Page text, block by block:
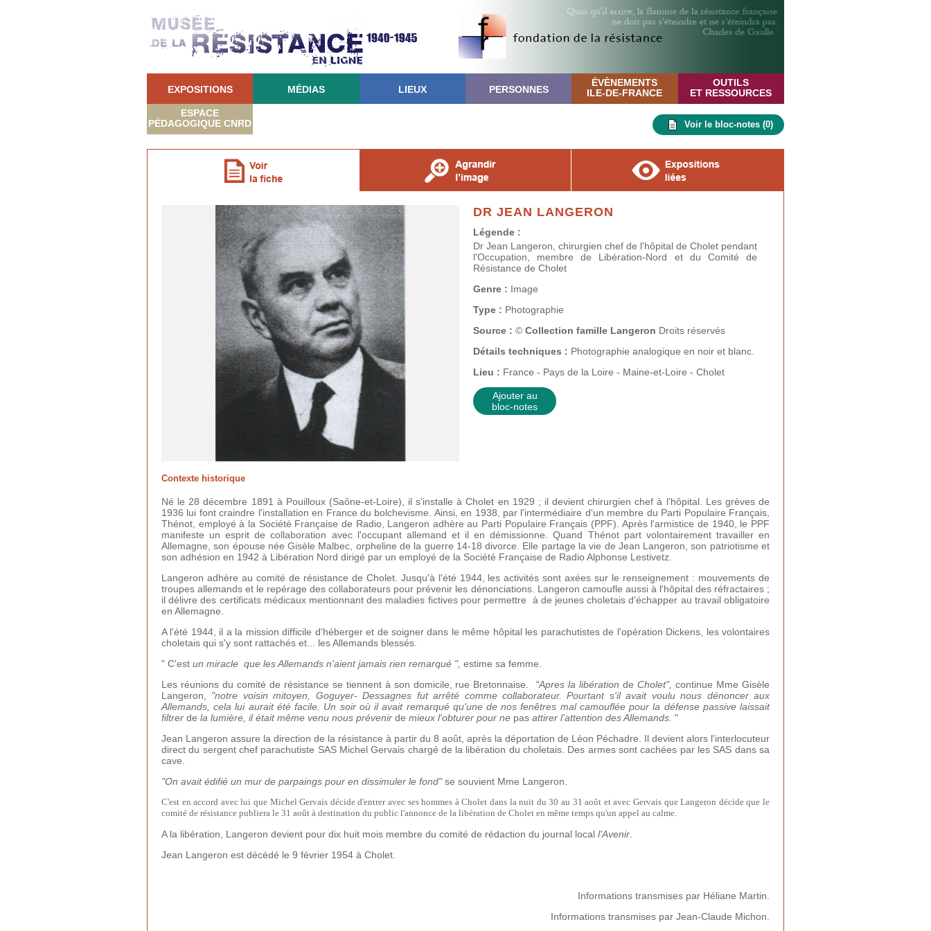
EXPOSITIONS MÉDIAS LIEUX PERSONNES
ÉVÈNEMENTS
ILE-DE-FRANCE
OUTILS
ET RESSOURCES
ESPACE
PÉDAGOGIQUE CNRD Voir le bloc-notes (0)
DR JEAN LANGERON
Légende :
Dr Jean Langeron, chirurgien chef de l'hôpital de Cholet pendant
l'Occupation, membre de Libération-Nord et du Comité de
Résistance de Cholet
Genre : Image
Type : Photographie
Source : © Collection famille Langeron Droits réservés
Détails techniques : Photographie analogique en noir et blanc.
Lieu : France - Pays de la Loire - Maine-et-Loire - Cholet
Ajouter au
bloc-notes
Contexte historique
Né le 28 décembre 1891 à Pouilloux (Saône-et-Loire), il s'installe à Cholet en 1929 ; il devient chirurgien chef à l'hôpital. Les grèves de
1936 lui font craindre l'installation en France du bolchevisme. Ainsi, en 1938, par l'intermédiaire d'un membre du Parti Populaire Français,
Thénot, employé à la Société Française de Radio, Langeron adhère au Parti Populaire Français (PPF). Après l'armistice de 1940, le PPF
manifeste un esprit de collaboration avec l'occupant allemand et il en démissionne. Quand Thénot part volontairement travailler en
Allemagne, son épouse née Gisèle Malbec, orpheline de la guerre 14-18 divorce. Elle partage la vie de Jean Langeron, son patriotisme et
son adhésion en 1942 à Libération Nord dirigé par un employé de la Société Française de Radio Alphonse Lestivetz.
Langeron adhère au comité de résistance de Cholet. Jusqu'à l'été 1944, les activités sont axées sur le renseignement : mouvements de
troupes allemands et le repérage des collaborateurs pour prévenir les dénonciations. Langeron camoufle aussi à l'hôpital des réfractaires ;
il délivre des certificats médicaux mentionnant des maladies fictives pour permettre
à de jeunes choletais d'échapper au travail obligatoire
en Allemagne.
A l'été 1944, il a la mission difficile d'héberger et de soigner dans le même hôpital les parachutistes de l'opération Dickens, les volontaires
choletais qui s'y sont rattachés et... les Allemands blessés.
" C'est un miracle que les Allemands n'aient jamais rien remarqué ", estime sa femme.
Les réunions du comité de résistance se tiennent à son domicile, rue Bretonnaise.
"Apres la libérationdeCholet",continue Mme Gisèle
Langeron, "notre voisin mitoyen, Goguyer-­ Dessagnes fut arrêté comme collaborateur. Pourtant s'il avait voulu nous dénoncer aux
Allemands, cela lui aurait été facile. Un soir où il avait remarqué qu'une de nos fenêtres mal camouflée pour la défense passive laissait
filtrer de la lumière, il était même venu nous prévenir de mieux l'obturer pour ne pas attirer l'attention des Allemands. "
Jean Langeron assure la direction de la résistance à partir du 8 août, après la déportation de Léon Péchadre. Il devient alors l'interlocuteur
direct du sergent chef parachutiste SAS Michel Gervais chargé de la libération du choletais. Des armes sont cachées par les SAS dans sa
cave.
"On avait édifié un mur de parpaings pour en dissimuler le fond"se souvient Mme Langeron.
C'est en accord avec lui que Michel Gervais décide d'entrer avec ses hommes à Cholet dans la nuit du 30 au 31 août et avec Gervais que Langeron décide que le
comité de résistance publiera le 31 août à destination du public l'annonce de la libération de Cholet en même temps qu'un appel au calme.
A la libération, Langeron devient pour dix huit mois membre du comité de rédaction du journal local l'Avenir
Jean Langeron est décédé le 9 février 1954 à Cholet.
Informations transmises par Héliane Martin.
Informations transmises par Jean-Claude Michon.